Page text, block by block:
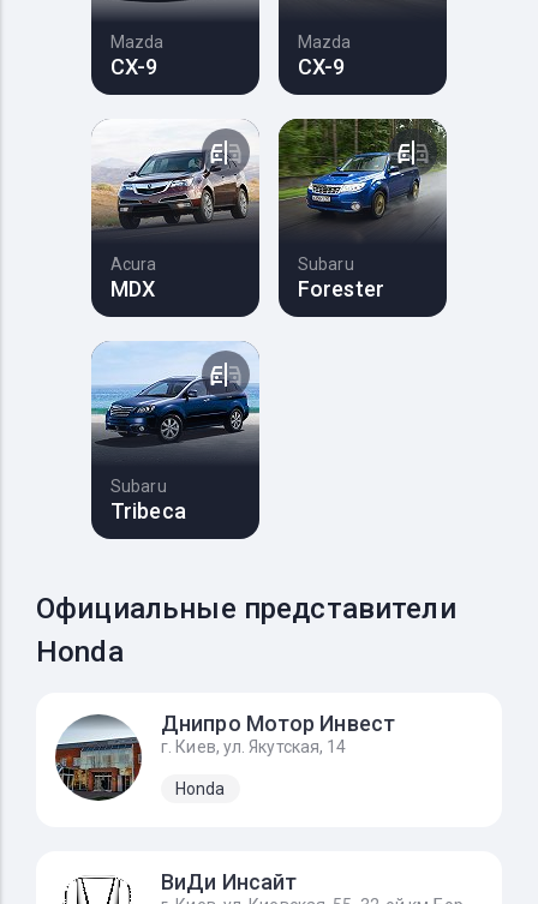
Mazda
CX-9
Mazda
CX-9
Acura
MDX
Subaru
Forester
Subaru
Tribeca
Официальные представители
Honda
Днипро Мотор Инвест
г. Киев, ул. Якутская, 14
Honda
ВиДи Инсайт